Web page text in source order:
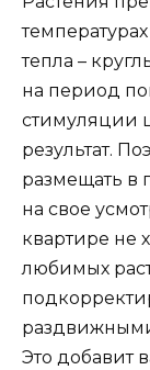
тепла –
на период
стимуляции
результат.
размещать в
на свое
квартире не
любимых
Это добавит